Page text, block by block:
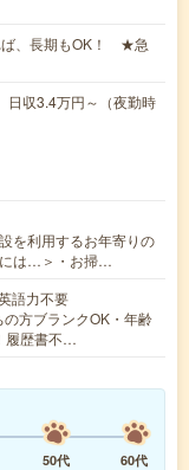
、長期もOK！ ★急
収3.4万円～（夜勤時
を利用するお年寄りの
には…＞・お掃…
語力不要
方ブランクOK・年齢
履歴書不…
50代
60代